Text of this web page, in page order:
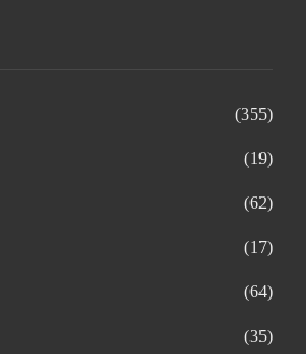
(355)
(19)
(62)
(17)
(64)
(35)